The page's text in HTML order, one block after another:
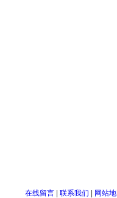
在线留言| 联系我们 网站